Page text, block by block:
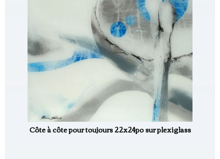
Côte à côte pour toujours 22x24po sur plexiglass